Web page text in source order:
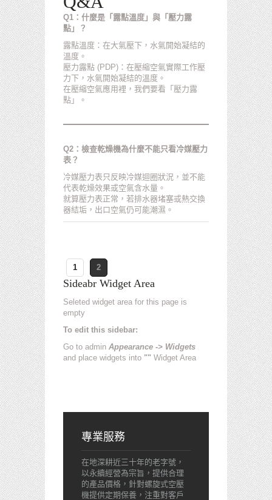
Q1：什麼是「露點溫度」與「壓力露
點」？
露點溫度：在大氣壓下，水氣開始凝結的
溫度。
壓力露點 (PDP)：在壓縮空氣實際工作壓
力下，水氣開始凝結的溫度。
在壓縮空氣應用裡，我們要看「壓力露
點」。
Q2：檢查乾燥機為什麼不能只看冷媒壓力
表？
冷媒壓力表只反映冷媒迴圈狀況，並不能
代表乾燥效果或空氣含水量。
就算壓力表正常，若排水器堵塞或熱交換
器結垢，出口空氣仍可能潮濕。
1 2
Sideabr Widget Area
Seleted widget area for this page is
empty
To edit this sidebar:
Go to admin Appearance -> Widgets
and place widgets into "" Widget Area
專業服務
在地深耕近三十年的老字號，
以永續經營為宗旨，提供合理
的產品價格，針對螺旋式空壓
機提供定期保養，注重對客戶